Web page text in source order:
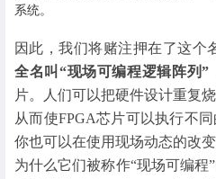
系统。
因此，我们将赌注押在了这个
全名叫“现场可编程逻辑阵列”
片。人们可以把硬件设计重复
从而使FPGA芯片可以执行不
你也可以在使用现场动态的改
为什么它们被称作“现场可编程